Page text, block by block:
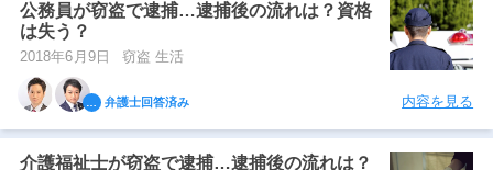
公務員が窃盗で逮捕…逮捕後の流れは？資格
は失う？
2018年6月9日 窃盗 生活
弁護士回答済み 内容を見る
介護福祉士が窃盗で逮捕…逮捕後の流れは？